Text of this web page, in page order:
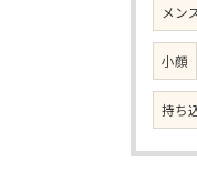
メン
小顔
持ち